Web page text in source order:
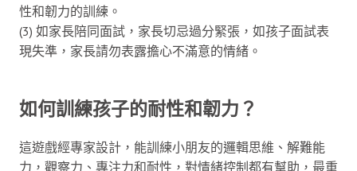
性和韌力的訓練。
(3) 如家長陪同面試，家長切忌過分緊張，如孩子面試表
現失準，家長請勿表露擔心不滿意的情緒。
如何訓練孩子的耐性和韌力？
這遊戲經專家設計，能訓練小朋友的邏輯思維、解難能
力，觀察力、專注力和耐性，對情緒控制都有幫助，最重